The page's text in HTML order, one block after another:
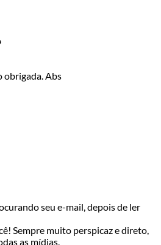
obrigada. Abs
seu e-mail, depois de ler
Sempre muito perspicaz e direto,
as mídias.